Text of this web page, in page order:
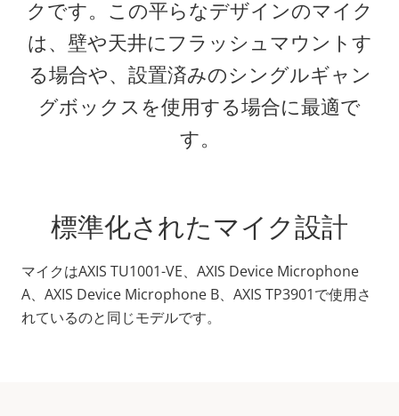
クです。この平らなデザインのマイク
は、壁や天井にフラッシュマウントす
る場合や、設置済みのシングルギャン
グボックスを使用する場合に最適で
す。
標準化されたマイク設計
マイクはAXIS TU1001-VE、AXIS Device Microphone
A、AXIS Device Microphone B、AXIS TP3901で使用さ
れているのと同じモデルです。